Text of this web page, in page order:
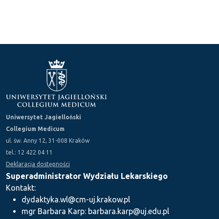
Uniwersytet Jagielloński
Collegium Medicum
ul. św. Anny 12, 31-008 Kraków
tel.: 12 422 04 11
Deklaracja dostępności
Superadministrator Wydziału Lekarskiego
Kontakt:
dydaktyka.wl@cm-uj.krakow.pl
mgr Barbara Karp: barbara.karp@uj.edu.pl